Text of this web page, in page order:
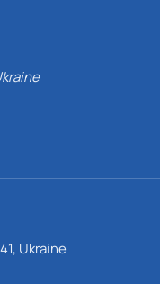
Ukraine